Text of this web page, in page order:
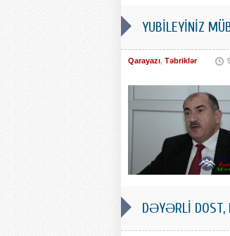
YUBİLEYİNİZ
Qarayazı, Təbriklər
DƏYƏRLİ